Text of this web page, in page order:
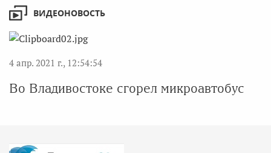
ВИДЕОНОВОСТЬ
4 апр. 2021 г., 12:54:54
Во Владивостоке сгорел микроавтобус